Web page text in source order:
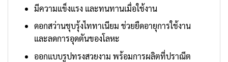
มีความแข็งแรง และทนทานเมื่อใช้งาน
ดอกสว่านชุบรุ้งไททาเนียม ช่วยยืดอายุการใช้งาน
และลดการอุดตันของโลหะ
ออกแบบรูปทรงสวยงาม พร้อมการผลิตที่ปราณีต